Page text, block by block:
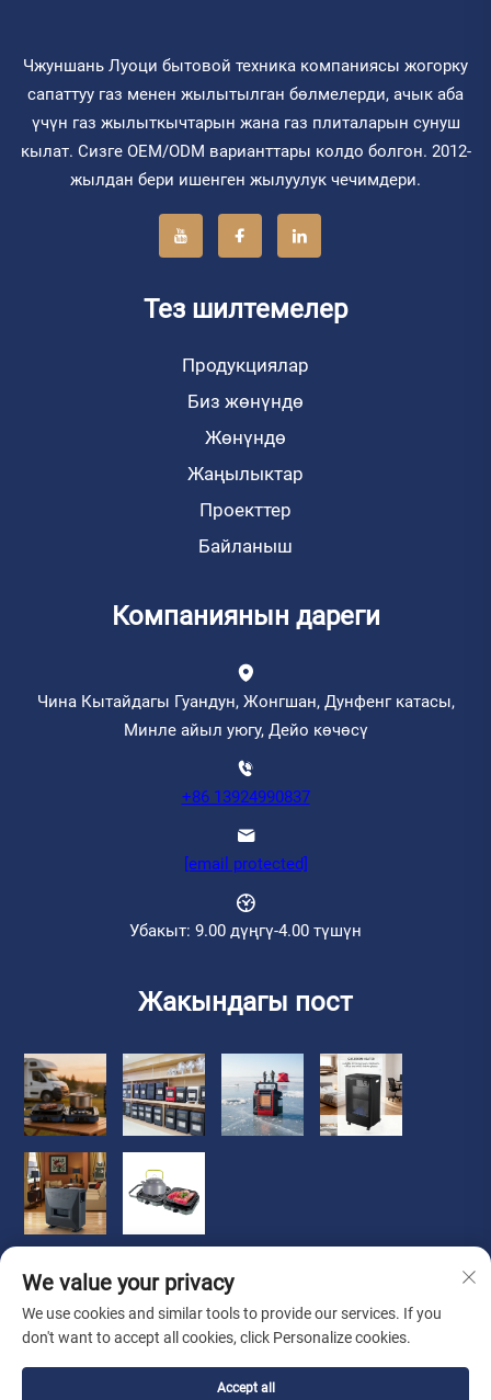
Чжуншань Луоци бытовой техника компаниясы жогорку
сапаттуу газ менен жылытылган бөлмелерди, ачык аба
үчүн газ жылыткычтарын жана газ плиталарын сунуш
кылат. Сизге OEM/ODM варианттары колдо болгон. 2012-
жылдан бери ишенген жылуулук чечимдери.
Тез шилтемелер
Продукциялар
Биз жөнүндө
Жөнүндө
Жаңылыктар
Проекттер
Байланыш
Компаниянын дареги
Чина Кытайдагы Гуандун, Жонгшан, Дунфенг катасы,
Минле айыл уюгу, Дейо көчөсү
+86 13924990837
[email protected]
Убакыт: 9.00 дүңгү-4.00 түшүн
Жакындагы пост
Бардык укуктар коргоо астында © 2026 Чжуншань Люочи
We value your privacy
We use cookies and similar tools to provide our services. If you
don't want to accept all cookies, click Personalize cookies.
Accept all